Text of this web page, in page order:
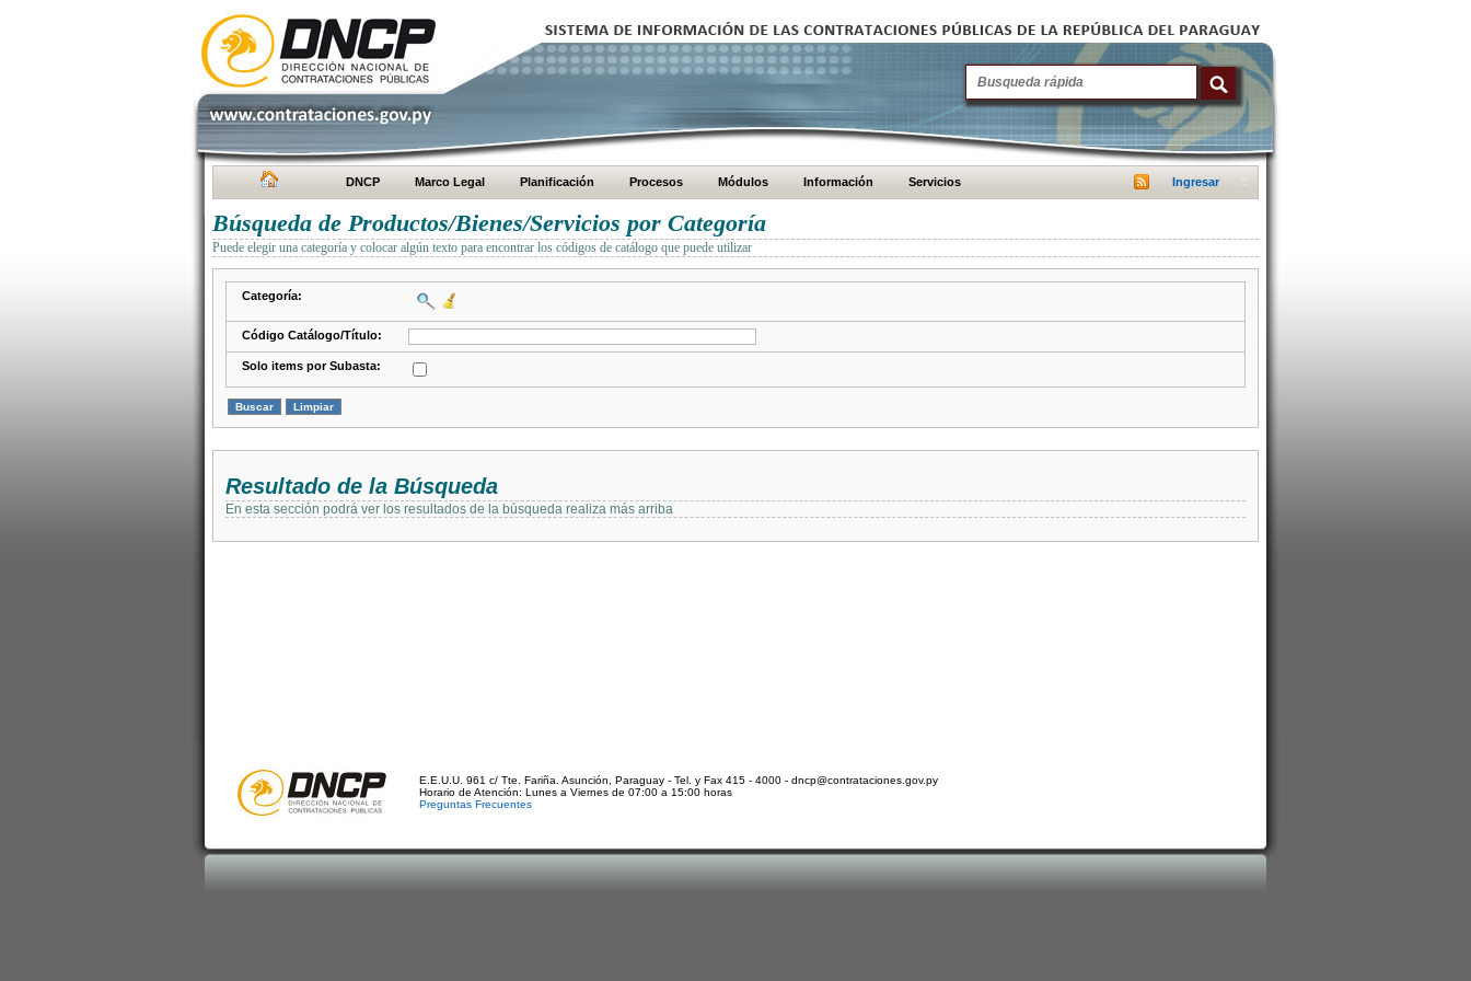
DNCP Marco Legal Planificación Procesos Módulos Información Servicios Ingresar
Búsqueda de Productos/Bienes/Servicios por Categoría
Puede elegir una categoría y colocar algún texto para encontrar los códigos de catálogo que puede utilizar
Categoría:
Código Catálogo/Título:
Solo items por Subasta:
Resultado de la Búsqueda
En esta sección podrá ver los resultados de la búsqueda realiza más arriba
E.E.U.U. 961 c/ Tte. Fariña. Asunción, Paraguay - Tel. y Fax 415 - 4000 - dncp@contrataciones.gov.py
Horario de Atención: Lunes a Viernes de 07:00 a 15:00 horas
Preguntas Frecuentes